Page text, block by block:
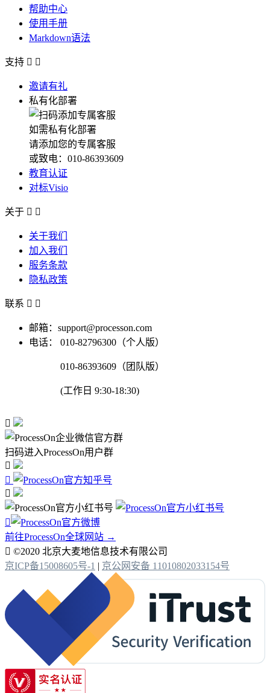
帮助中心
使用手册
Markdown语法
支持  
邀请有礼
私有化部署
如需私有化部署
请添加您的专属客服
或致电：010-86393609
教育认证
对标Visio
关于  
关于我们
加入我们
服务条款
隐私政策
联系  
邮箱：support@processon.com
电话：
010-82796300（个人版）
010-86393609（团队版）
(工作日 9:30-18:30)

扫码进入ProcessOn用户群




前往ProcessOn全球网站 →
 ©2020 北京大麦地信息技术有限公司
京ICP备15008605号-1 | 京公网安备 11010802033154号